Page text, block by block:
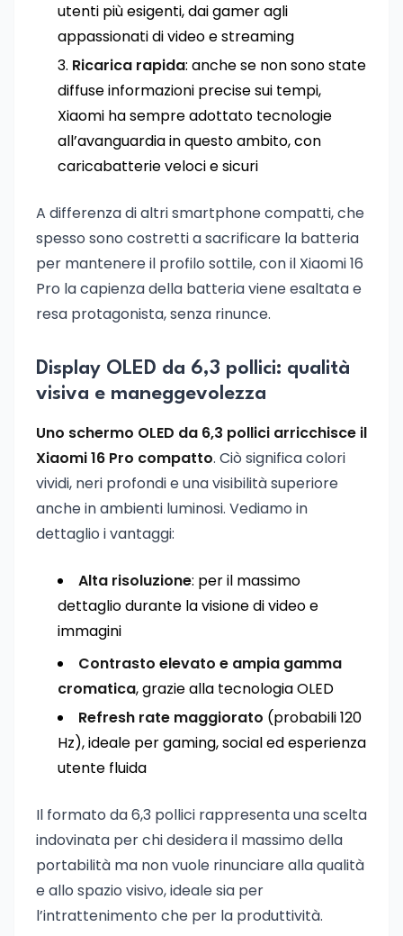
utenti più esigenti, dai gamer agli
appassionati di video e streaming
Ricarica rapida: anche se non sono state
diffuse informazioni precise sui tempi,
Xiaomi ha sempre adottato tecnologie
all’avanguardia in questo ambito, con
caricabatterie veloci e sicuri
A differenza di altri smartphone compatti, che
spesso sono costretti a sacrificare la batteria
per mantenere il profilo sottile, con il Xiaomi 16
Pro la capienza della batteria viene esaltata e
resa protagonista, senza rinunce.
Display OLED da 6,3 pollici: qualità
visiva e maneggevolezza
Uno schermo OLED da 6,3 pollici arricchisce il
Xiaomi 16 Pro compatto. Ciò significa colori
vividi, neri profondi e una visibilità superiore
anche in ambienti luminosi. Vediamo in
dettaglio i vantaggi:
Alta risoluzione: per il massimo
dettaglio durante la visione di video e
immagini
Contrasto elevato e ampia gamma
cromatica, grazie alla tecnologia OLED
Refresh rate maggiorato (probabili 120
Hz), ideale per gaming, social ed esperienza
utente fluida
Il formato da 6,3 pollici rappresenta una scelta
indovinata per chi desidera il massimo della
portabilità ma non vuole rinunciare alla qualità
e allo spazio visivo, ideale sia per
l’intrattenimento che per la produttività.